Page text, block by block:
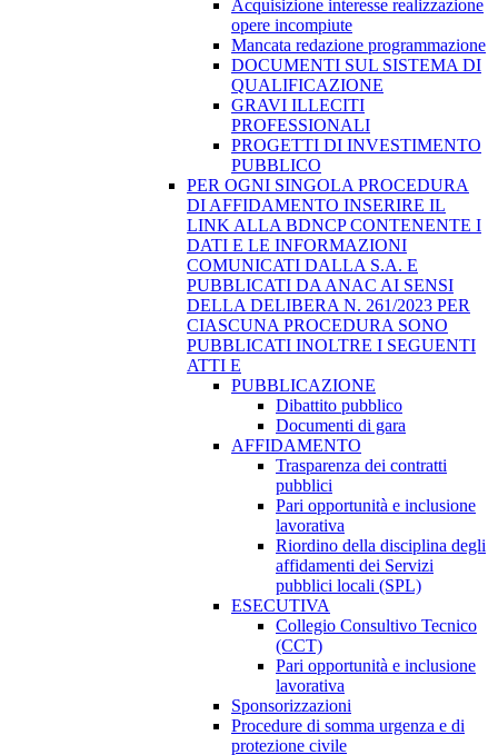
Acquisizione interesse realizzazione
opere incompiute
Mancata redazione programmazione
DOCUMENTI SUL SISTEMA DI
QUALIFICAZIONE
GRAVI ILLECITI
PROFESSIONALI
PROGETTI DI INVESTIMENTO
PUBBLICO
PER OGNI SINGOLA PROCEDURA
DI AFFIDAMENTO INSERIRE IL
LINK ALLA BDNCP CONTENENTE I
DATI E LE INFORMAZIONI
COMUNICATI DALLA S.A. E
PUBBLICATI DA ANAC AI SENSI
DELLA DELIBERA N. 261/2023 PER
CIASCUNA PROCEDURA SONO
PUBBLICATI INOLTRE I SEGUENTI
ATTI E
PUBBLICAZIONE
Dibattito pubblico
Documenti di gara
AFFIDAMENTO
Trasparenza dei contratti
pubblici
Pari opportunità e inclusione
lavorativa
Riordino della disciplina degli
affidamenti dei Servizi
pubblici locali (SPL)
ESECUTIVA
Collegio Consultivo Tecnico
(CCT)
Pari opportunità e inclusione
lavorativa
Sponsorizzazioni
Procedure di somma urgenza e di
protezione civile